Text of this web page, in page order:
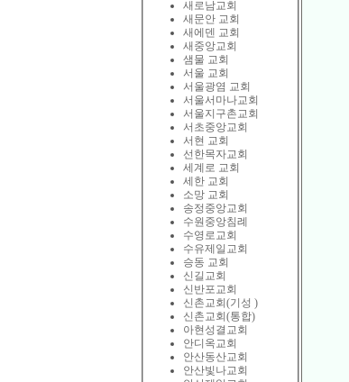
새로남교회
새문안 교회
새에덴 교회
새중앙교회
샘물 교회
서울 교회
서울광염 교회
서울서마나교회
서울지구촌교회
서초중앙교회
서현 교회
선한목자교회
세계로 교회
세한 교회
소망 교회
송정중앙교회
수원중앙침례
수영로교회
수유제일교회
승동 교회
신길교회
신반포교회
신촌교회(기성 )
신촌교회(통합)
아현성결교회
안디옥교회
안산동산교회
안산빛나교회